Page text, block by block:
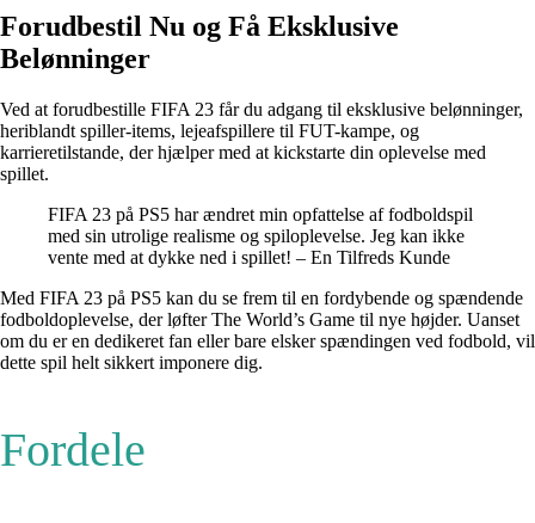
Forudbestil Nu og Få Eksklusive
Belønninger
Ved at forudbestille FIFA 23 får du adgang til eksklusive belønninger,
heriblandt spiller-items, lejeafspillere til FUT-kampe, og
karrieretilstande, der hjælper med at kickstarte din oplevelse med
spillet.
FIFA 23 på PS5 har ændret min opfattelse af fodboldspil
med sin utrolige realisme og spiloplevelse. Jeg kan ikke
vente med at dykke ned i spillet! – En Tilfreds Kunde
Med FIFA 23 på PS5 kan du se frem til en fordybende og spændende
fodboldoplevelse, der løfter The World’s Game til nye højder. Uanset
om du er en dedikeret fan eller bare elsker spændingen ved fodbold, vil
dette spil helt sikkert imponere dig.
Fordele